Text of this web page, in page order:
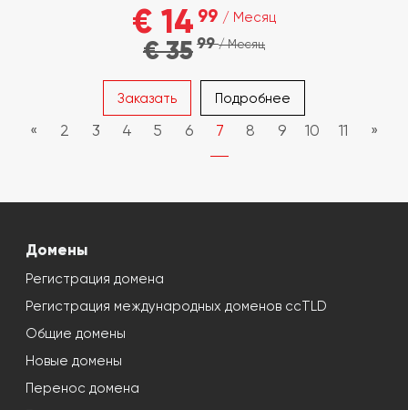
€ 14 99 / Месяц
€ 3599/ Месяц
Заказать Подробнее
« 2 3 4 5 6 7 8 9 10 11 »
Домены
Регистрация домена
Регистрация международных доменов ccTLD
Общие домены
Новые домены
Перенос домена